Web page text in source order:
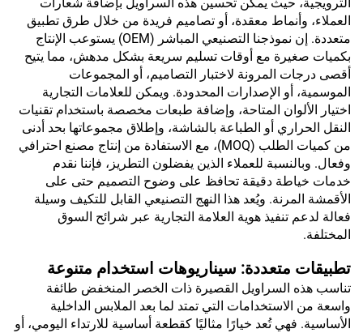
العملاء، وأنماط معقدة، أو تصاميم فريدة من خلال طرق تطبيق
متعددة. إن نموذجنا التصنيعي المباشر (OEM) يستوعب الإنتاج
بكميات صغيرة مع أوقات تسليم سريعة بشكل مدهش، مما يتيح
أقصى درجات المرونة لاختبار التصاميم، أو المجموعات
الموسمية، أو الإصدارات المحدودة. ويمكن للعلامات التجارية
اختيار الألوان المتاحة، وإضافة طبعات مخصصة باستخدام تقنيات
النقل الحراري أو الطباعة بالشاشة، وإطلاق مجموعاتها بحد أدنى
من كميات الطلب (MOQ)، مع الاستفادة من إنتاج مصنع احترافي
وفعال. وبالنسبة للعملاء الذين يفضلون التطريز، فإننا نقدم
خدمات خياطة دقيقة تحافظ على وضوح التصميم حتى على
الأقمشة المرنة. ويُعد هذا النهج التصنيعي القابل للتكيف وسيلة
فعالة لدعم تنفيذ هوية العلامة التجارية عبر شرائح السوق
المختلفة.
تطبيقات متعددة: سيناريوهات استخدام متنوعة
تناسب هذه السراويل القصيرة ذات الخصر المنخفض طائفة
واسعة من الاستخدامات التي تمتد لما بعد الملابس الداخلية
الأساسية. فهي تُعد خيارًا مثاليًا كقطعة أساسية للارتداء اليومي، أو